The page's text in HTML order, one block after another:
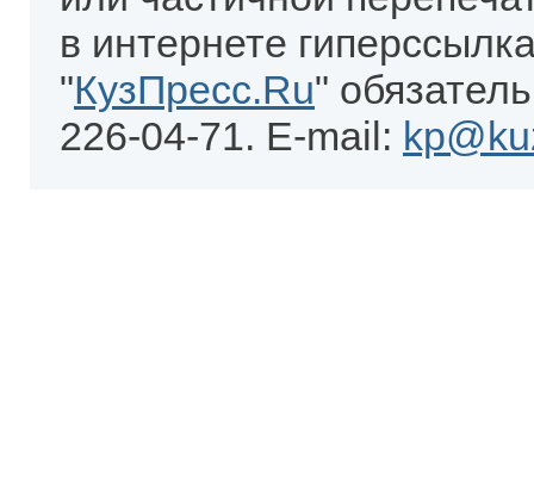
в интернете
"КузПресс.Ru"
226-04-71. E-mail: